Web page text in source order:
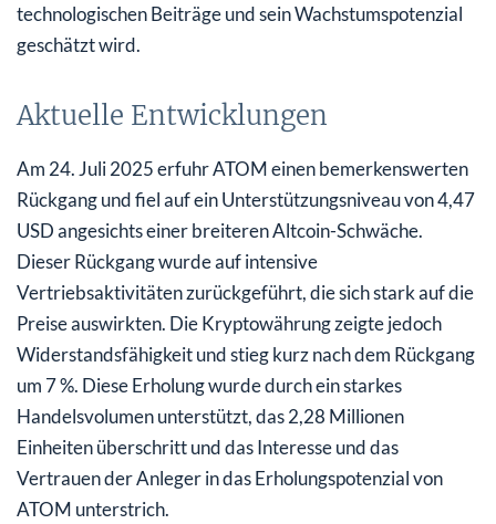
technologischen Beiträge und sein Wachstumspotenzial
geschätzt wird.
Aktuelle Entwicklungen
Am 24. Juli 2025 erfuhr ATOM einen bemerkenswerten
Rückgang und fiel auf ein Unterstützungsniveau von 4,47
USD angesichts einer breiteren Altcoin-Schwäche.
Dieser Rückgang wurde auf intensive
Vertriebsaktivitäten zurückgeführt, die sich stark auf die
Preise auswirkten. Die Kryptowährung zeigte jedoch
Widerstandsfähigkeit und stieg kurz nach dem Rückgang
um 7 %. Diese Erholung wurde durch ein starkes
Handelsvolumen unterstützt, das 2,28 Millionen
Einheiten überschritt und das Interesse und das
Vertrauen der Anleger in das Erholungspotenzial von
ATOM unterstrich.